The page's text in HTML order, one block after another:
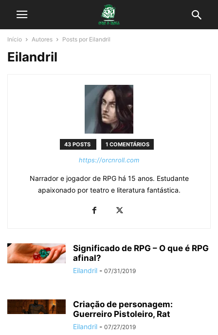
Início Autores Posts por Eilandril
Eilandril
43 POSTS 1 COMENTÁRIOS
https://orcnroll.com
Narrador e jogador de RPG há 15 anos. Estudante
apaixonado por teatro e literatura fantástica.
Significado de RPG – O que é RPG
afinal?
Eilandril - 07/31/2019
Criação de personagem:
Guerreiro Pistoleiro, Rat
Eilandril - 07/27/2019